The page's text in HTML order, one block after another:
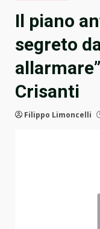
Il piano
segreto
Crisanti
Filippo Limoncelli